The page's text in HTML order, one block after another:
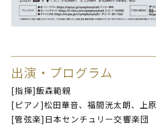
出演・プログラム
[指揮]飯森範親
[ピアノ]松田華音、福間洸太朗、上
[管弦楽]日本センチュリー交響楽団